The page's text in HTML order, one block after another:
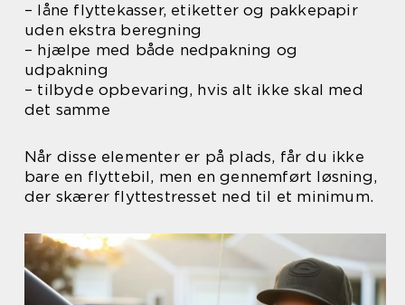
– låne flyttekasser, etiketter og pakkepapir
uden ekstra beregning
– hjælpe med både nedpakning og
udpakning
– tilbyde opbevaring, hvis alt ikke skal med
det samme
Når disse elementer er på plads, får du ikke
bare en flyttebil, men en gennemført løsning,
der skærer flyttestresset ned til et minimum.